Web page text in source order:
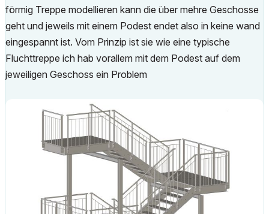
förmig Treppe modellieren kann die über mehre Geschosse
geht und jeweils mit einem Podest endet also in keine wand
eingespannt ist. Vom Prinzip ist sie wie eine typische
Fluchttreppe ich hab vorallem mit dem Podest auf dem
jeweiligen Geschoss ein Problem